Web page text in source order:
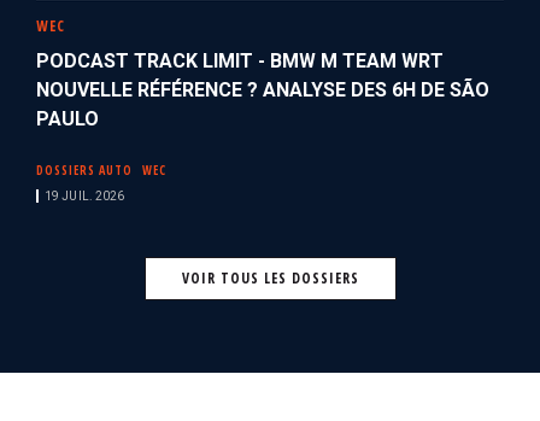
WEC
PODCAST TRACK LIMIT - BMW M TEAM WRT
NOUVELLE RÉFÉRENCE ? ANALYSE DES 6H DE SÃO
PAULO
DOSSIERS AUTO WEC
19 JUIL. 2026
VOIR TOUS LES DOSSIERS